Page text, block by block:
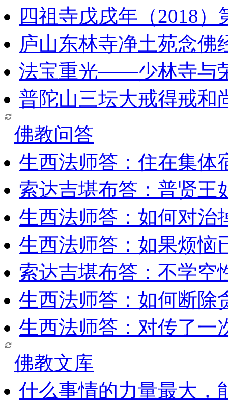
四祖寺戊戌年（2018
庐山东林寺净土苑念佛
法宝重光——少林寺与
普陀山三坛大戒得戒和
佛教问答
生西法师答：住在集体
索达吉堪布答：普贤王
生西法师答：如何对治
生西法师答：如果烦恼
索达吉堪布答：​不学空
生西法师答：如何断除
生西法师答：对传了一
佛教文库
什么事情的力量最大，